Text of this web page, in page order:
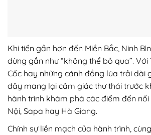
Khi tiến gần hơn đến Miền Bắc, Ninh
dừng gần như “không thể bỏ qua”. Với
Cốc hay những cánh đồng lúa trải dài
đây mang lại cảm giác thư thái trước
hành trình khám phá các điểm đến
Nội, Sapa hay Hà Giang.
Chính sự liền mạch của hành trình,